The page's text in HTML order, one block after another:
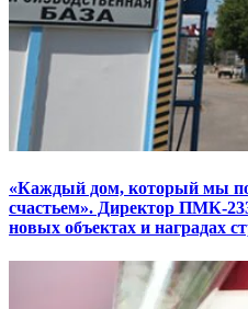
«Каждый дом, который мы
счастьем». Директор ПМК-
новых объектах и наградах